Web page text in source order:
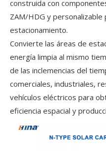
construida con
ZAM/HDG y
estacionamiento.
Convierte las áreas de
energía limpia al mismo
de las inclemencias del
comerciales, industriales,
vehículos eléctricos para
eficiencia espacial y